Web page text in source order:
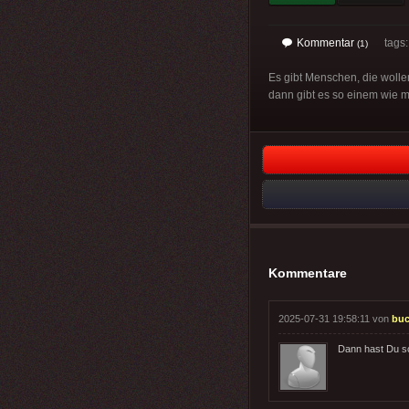
Kommentar (1)
Es gibt Menschen, die
dann gibt es so einem wie
Kommentare
2025-07-31 19:58:11 von
Dann hast Du